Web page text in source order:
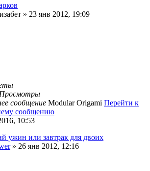
» 23 янв 2012, 19:09
Просмотры
сообщение Modular Origami Перейти к
сообщению
10:53
ужин или завтрак для двоих
» 26 янв 2012, 12:16